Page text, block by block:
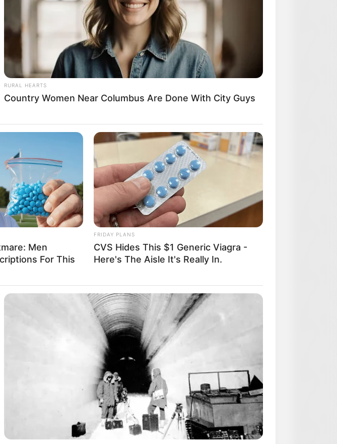
RURAL HEARTS
Country Women Near Columbus Are Done With City Guys
Men
For This
FRIDAY PLANS
CVS Hides This $1 Generic Viagra -
Here's The Aisle It's Really In.